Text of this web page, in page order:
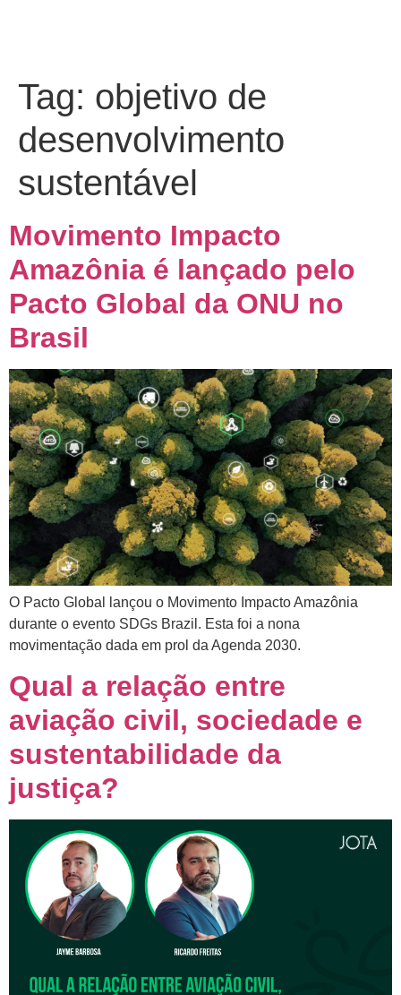
Tag: objetivo de
desenvolvimento
sustentável
Movimento Impacto
Amazônia é lançado pelo
Pacto Global da ONU no
Brasil
O Pacto Global lançou o Movimento Impacto Amazônia
durante o evento SDGs Brazil. Esta foi a nona
movimentação dada em prol da Agenda 2030.
Qual a relação entre
aviação civil, sociedade e
sustentabilidade da
justiça?